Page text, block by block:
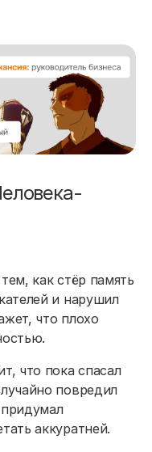
как стёр память
и нарушил
что плохо
что пока спасал
повредил
аккуратней.